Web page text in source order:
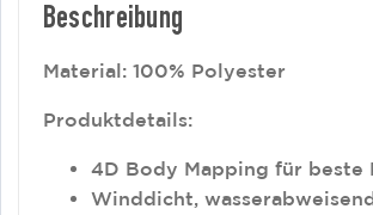
Beschreibung
Material: 100% Polyester
Produktdetails:
4D Body Mapping für beste
Winddicht,